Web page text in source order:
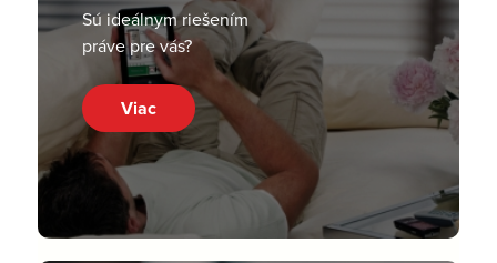
Sú ideálnym riešením
práve pre vás?
Viac